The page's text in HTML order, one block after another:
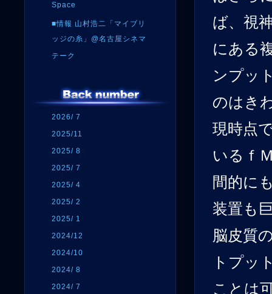
Space
■情報 山村浩二「マイブリ
ッジの糸」@名古屋シネマ
テーク
2026/ 7
2025/11
2025/ 8
2025/ 7
2025/ 4
2025/ 2
2025/ 1
2024/12
2024/10
2024/ 8
2024/ 7
ば、視
にある
ンプッ
のはき
現時点
いるｆ
間的に
装置も
脳皮質
トプッ
ことは